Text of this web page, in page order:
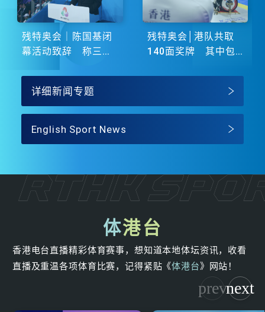
残特奥会｜陈国基闭
幕活动致辞 称三地
残特奥会│港队共取
140面奖牌 其中包
详细新闻专题
English Sport News
体港台
香港电台直播精彩体育赛事，想知道本地体坛资讯，收看
直播及重温各项体育比赛，记得紧贴《体港台》网站！